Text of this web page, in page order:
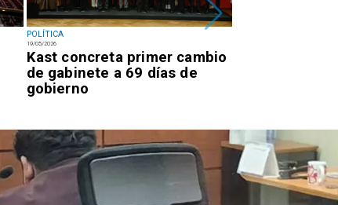
POLÍTICA
19/05/2026
Kast concreta primer cambio
de gabinete a 69 días de
gobierno